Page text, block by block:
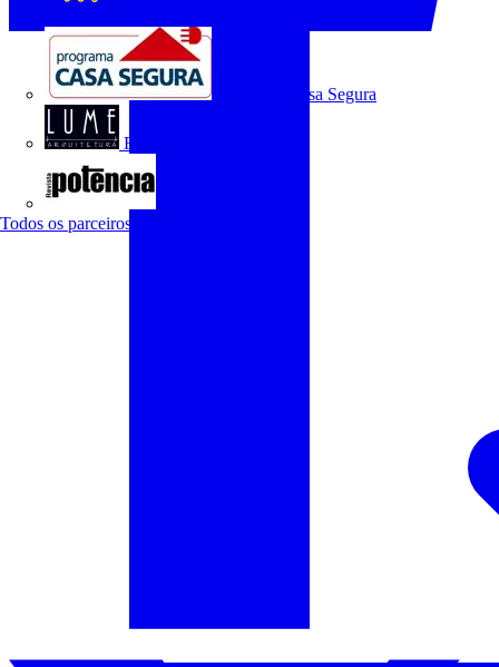
Programa Casa Segura
Revista Lume Arquitetura
Todos os parceiros